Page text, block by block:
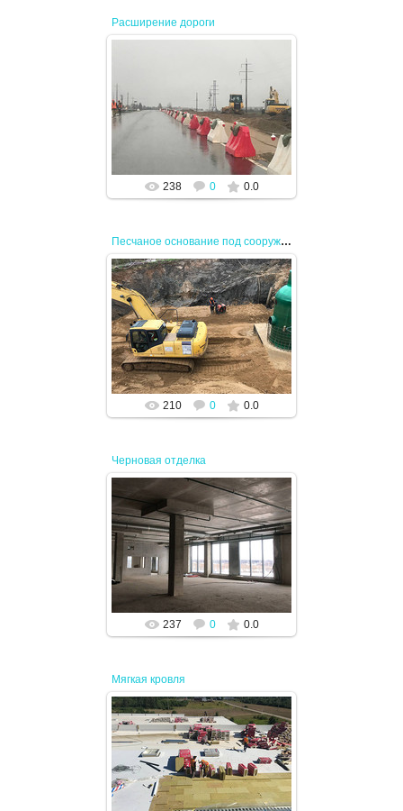
Расширение дороги
17.04.2024
JENEK
238 0 0.0
Песчаное основание под сооружения
17.04.2024
JENEK
210 0 0.0
Черновая отделка
17.04.2024
JENEK
237 0 0.0
Мягкая кровля
17.04.2024
JENEK